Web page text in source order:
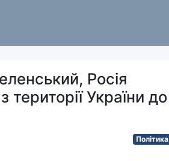
Росія
території України до
Політика